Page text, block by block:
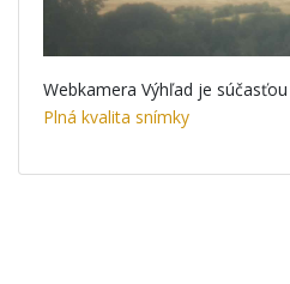
Webkamera Výhľad je
Plná kvalita snímky